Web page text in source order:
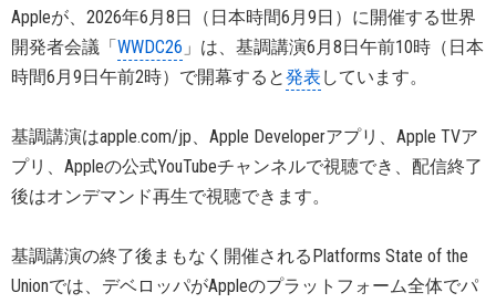
Appleが、2026年6月8日（日本時間6月9日）に開催する世界
開発者会議「WWDC26 」は、基調講演6月8日午前10時（日本
時間6月9日午前2時）で開幕すると発表 しています。
基調講演はapple.com/jp、Apple Developerアプリ、Apple TVア
プリ、Appleの公式YouTubeチャンネルで視聴でき、配信終了
後はオンデマンド再生で視聴できます。
基調講演の終了後まもなく開催されるPlatforms State of the
Unionでは、デベロッパがAppleのプラットフォーム全体でパ